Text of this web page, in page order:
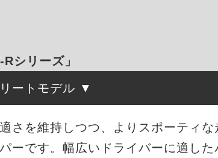
シリーズ」
ートモデル
さを維持しつつ、よりスポーティ
ーです。幅広いドライバーに適し